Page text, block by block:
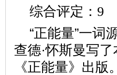
综合评定：9
“正能量”一词
查德·怀斯曼写
《正能量》出版